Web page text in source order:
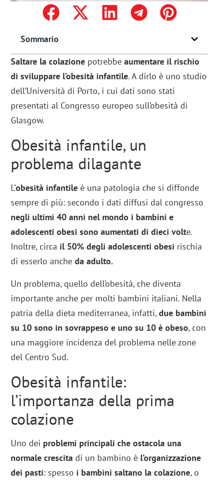
Sommario
Saltare la colazione potrebbeaumentare il rischio
di sviluppare l’obesità infantile. A dirlo è uno studio
dell’Università di Porto, i cui dati sono stati
presentati al Congresso europeo sull’obesità di
Glasgow.
Obesità infantile, un
problema dilagante
L’obesità infantile è una patologia che si diffonde
sempre di più: secondo i dati diffusi dal congresso
negli ultimi 40 anni nel mondo i bambini e
adolescenti obesi sono aumentati di dieci volte.
Inoltre, circa il 50% degli adolescenti obesi rischia
di esserlo ancheda adulto.
Un problema, quello dell’obesità, che diventa
importante anche per molti bambini italiani. Nella
patria della dieta mediterranea, infatti,due bambini
su 10 sono in sovrappeso e uno su 10 è obeso, con
una maggiore incidenza del problema nelle zone
del Centro Sud.
Obesità infantile:
l’importanza della prima
colazione
Uno dei problemi principali che ostacola una
normale crescita di un bambino è l’organizzazione
dei pasti: spesso i bambini saltano la colazione, o